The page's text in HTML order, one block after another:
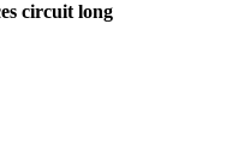
circuit long